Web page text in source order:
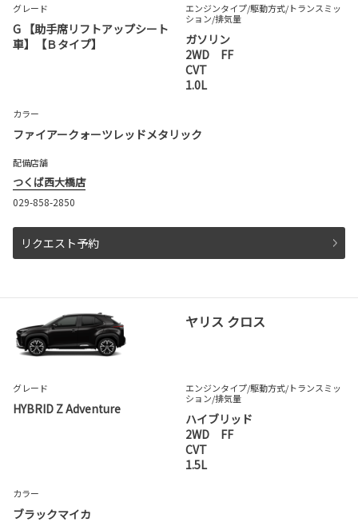
グレード
G 【助手席リフトアップシート
車】【Ｂタイプ】
エンジンタイプ/駆動方式/トランスミッ
ション/排気量
ガソリン
2WD FF
CVT
1.0L
カラー
ファイアークォーツレッドメタリック
配備店舗
つくば西大橋店
029-858-2850
リクエスト予約
ヤリス クロス
グレード
HYBRID Z Adventure
エンジンタイプ/駆動方式/トランスミッ
ション/排気量
ハイブリッド
2WD FF
CVT
1.5L
カラー
ブラックマイカ